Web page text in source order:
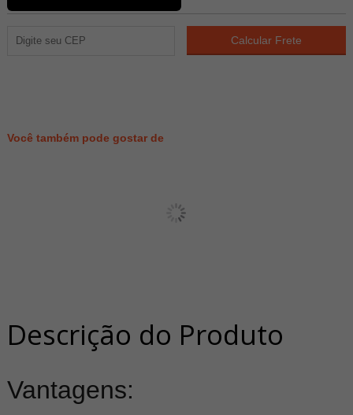
Você também pode gostar de
Descrição do Produto
Vantagens: